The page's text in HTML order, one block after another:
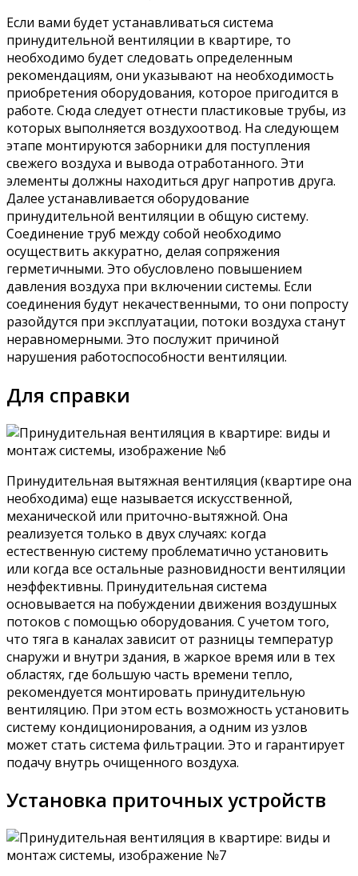
Если вами будет устанавливаться система
принудительной вентиляции в квартире, то
необходимо будет следовать определенным
рекомендациям, они указывают на необходимость
приобретения оборудования, которое пригодится в
работе. Сюда следует отнести пластиковые трубы, из
которых выполняется воздухоотвод. На следующем
этапе монтируются заборники для поступления
свежего воздуха и вывода отработанного. Эти
элементы должны находиться друг напротив друга.
Далее устанавливается оборудование
принудительной вентиляции в общую систему.
Соединение труб между собой необходимо
осуществить аккуратно, делая сопряжения
герметичными. Это обусловлено повышением
давления воздуха при включении системы. Если
соединения будут некачественными, то они попросту
разойдутся при эксплуатации, потоки воздуха станут
неравномерными. Это послужит причиной
нарушения работоспособности вентиляции.
Для справки
Принудительная вытяжная вентиляция (квартире она
необходима) еще называется искусственной,
механической или приточно-вытяжной. Она
реализуется только в двух случаях: когда
естественную систему проблематично установить
или когда все остальные разновидности вентиляции
неэффективны. Принудительная система
основывается на побуждении движения воздушных
потоков с помощью оборудования. С учетом того,
что тяга в каналах зависит от разницы температур
снаружи и внутри здания, в жаркое время или в тех
областях, где большую часть времени тепло,
рекомендуется монтировать принудительную
вентиляцию. При этом есть возможность установить
систему кондиционирования, а одним из узлов
может стать система фильтрации. Это и гарантирует
подачу внутрь очищенного воздуха.
Установка приточных устройств